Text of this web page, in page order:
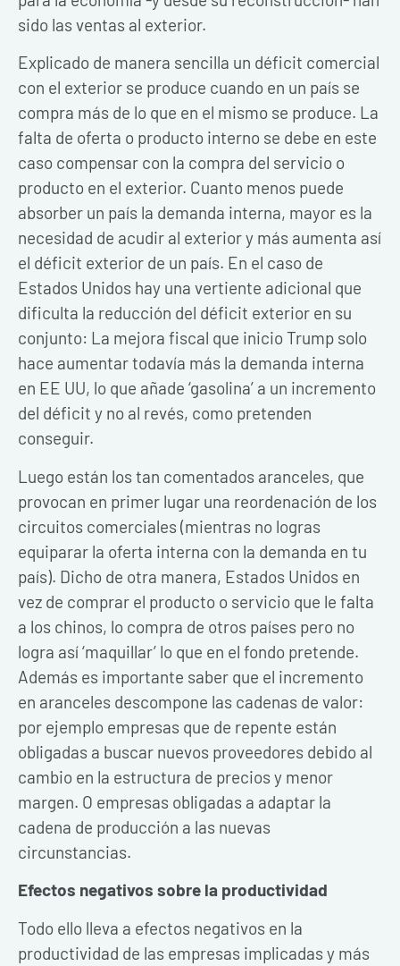
sido las ventas al exterior.
Explicado de manera sencilla un déficit comercial
con el exterior se produce cuando en un país se
compra más de lo que en el mismo se produce. La
falta de oferta o producto interno se debe en este
caso compensar con la compra del servicio o
producto en el exterior. Cuanto menos puede
absorber un país la demanda interna, mayor es la
necesidad de acudir al exterior y más aumenta así
el déficit exterior de un país. En el caso de
Estados Unidos hay una vertiente adicional que
dificulta la reducción del déficit exterior en su
conjunto: La mejora fiscal que inicio Trump solo
hace aumentar todavía más la demanda interna
en EE UU, lo que añade ‘gasolina’ a un incremento
del déficit y no al revés, como pretenden
conseguir.
Luego están los tan comentados aranceles, que
provocan en primer lugar una reordenación de los
circuitos comerciales (mientras no logras
equiparar la oferta interna con la demanda en tu
país). Dicho de otra manera, Estados Unidos en
vez de comprar el producto o servicio que le falta
a los chinos, lo compra de otros países pero no
logra así ‘maquillar’ lo que en el fondo pretende.
Además es importante saber que el incremento
en aranceles descompone las cadenas de valor:
por ejemplo empresas que de repente están
obligadas a buscar nuevos proveedores debido al
cambio en la estructura de precios y menor
margen. O empresas obligadas a adaptar la
cadena de producción a las nuevas
circunstancias.
Efectos negativos sobre la productividad
Todo ello lleva a efectos negativos en la
productividad de las empresas implicadas y más